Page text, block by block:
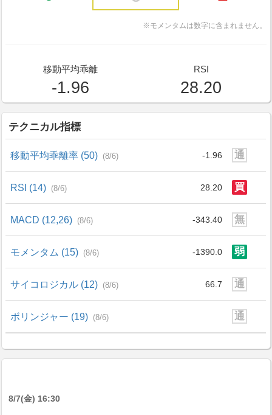
※モメンタムは数字に含まれません。
移動平均乖離
-1.96
RSI
28.20
テクニカル指標
移動平均乖離率 (50) (8/6) -1.96 通
RSI (14) (8/6) 28.20 買
MACD (12,26) (8/6) -343.40 無
モメンタム (15) (8/6) -1390.0 弱
サイコロジカル (12) (8/6) 66.7 通
ボリンジャー (19) (8/6) 通
8/7(金) 16:30